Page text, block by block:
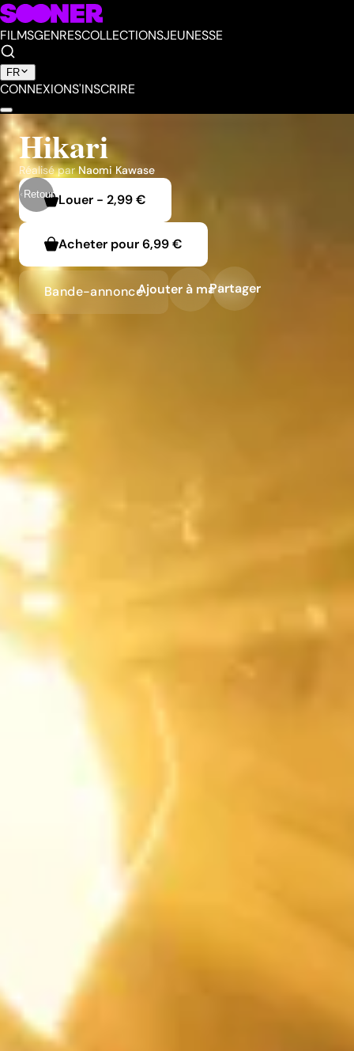
FILMSGENRESCOLLECTIONSJEUNESSE
FR
CONNEXIONS'INSCRIRE
Retour
Hikari
Réalisé par Naomi Kawase
Louer - 2,99 €
Acheter pour6,99 €
Bande-annonceAjouter à ma liste
Partager